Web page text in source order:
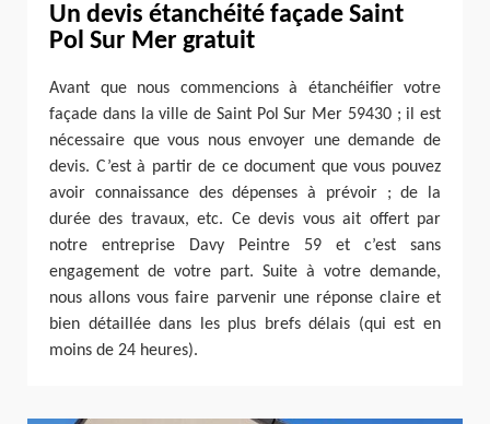
Un devis étanchéité façade Saint
Pol Sur Mer gratuit
Avant que nous commencions à étanchéifier votre
façade dans la ville de Saint Pol Sur Mer 59430 ; il est
nécessaire que vous nous envoyer une demande de
devis. C’est à partir de ce document que vous pouvez
avoir connaissance des dépenses à prévoir ; de la
durée des travaux, etc. Ce devis vous ait offert par
notre entreprise Davy Peintre 59 et c’est sans
engagement de votre part. Suite à votre demande,
nous allons vous faire parvenir une réponse claire et
bien détaillée dans les plus brefs délais (qui est en
moins de 24 heures).